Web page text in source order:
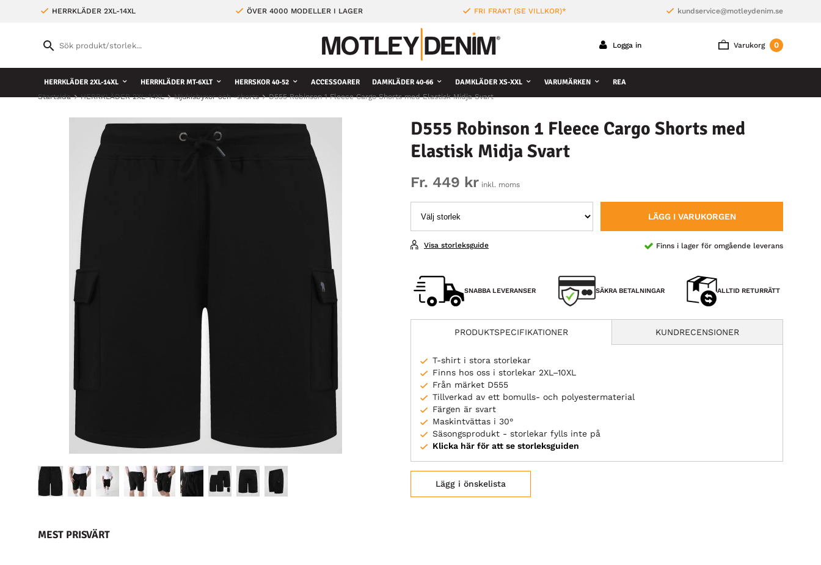
HERRKLÄDER 2XL-14XL ÖVER 4000 MODELLER I LAGER FRI FRAKT (SE VILLKOR)* kundservice@motleydenim.se
Varukorg 0
Logga in
HERRKLÄDER 2XL-14XL HERRKLÄDER MT-6XLT HERRSKOR 40-52 ACCESSOARER DAMKLÄDER 40-66 DAMKLÄDER XS-XXL VARUMÄRKEN REA
Startsida HERRKLÄDER 2XL-14XL Mjukisbyxor och -shorts D555 Robinson 1 Fleece Cargo Shorts med Elastisk Midja Svart
D555 Robinson 1 Fleece Cargo Shorts med
Elastisk Midja Svart
Fr. 449 kr inkl. moms
LÄGG I VARUKORGEN
Finns i lager för omgående leverans
Visa storleksguide
SNABBA LEVERANSER SÄKRA BETALNINGAR ALLTID RETURRÄTT
PRODUKTSPECIFIKATIONER KUNDRECENSIONER
T-shirt i stora storlekar
Finns hos oss i storlekar 2XL–10XL
Från märket D555
Tillverkad av ett bomulls- och polyestermaterial
Färgen är svart
Maskintvättas i 30°
Säsongsprodukt - storlekar fylls inte på
Klicka här för att se storleksguiden
Lägg i önskelista
MEST PRISVÄRT